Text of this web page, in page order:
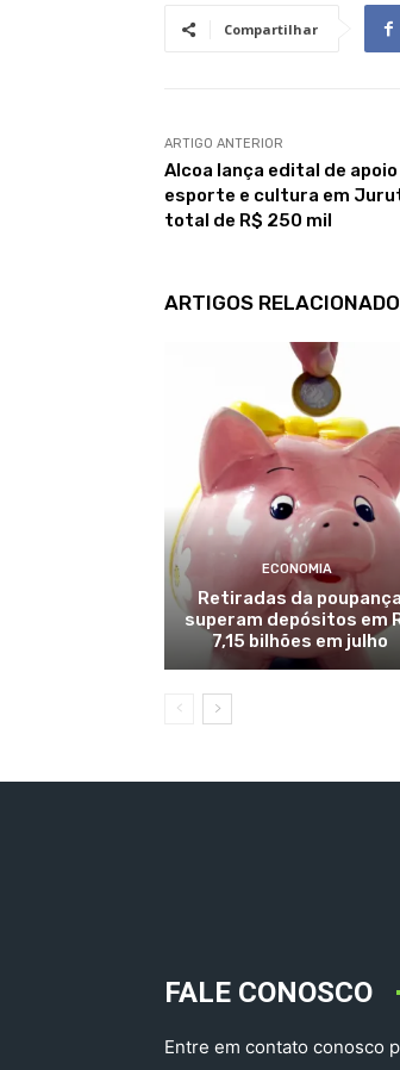
Compartilhar
ARTIGO ANTERIOR
Alcoa lança edital de
esporte e cultura em
total de R$ 250 mil
ARTIGOS
ECONOMIA
Retiradas da poupança
superam depósitos em
7,15 bilhões em julho
FALE CONOSCO
Entre em contato conosco